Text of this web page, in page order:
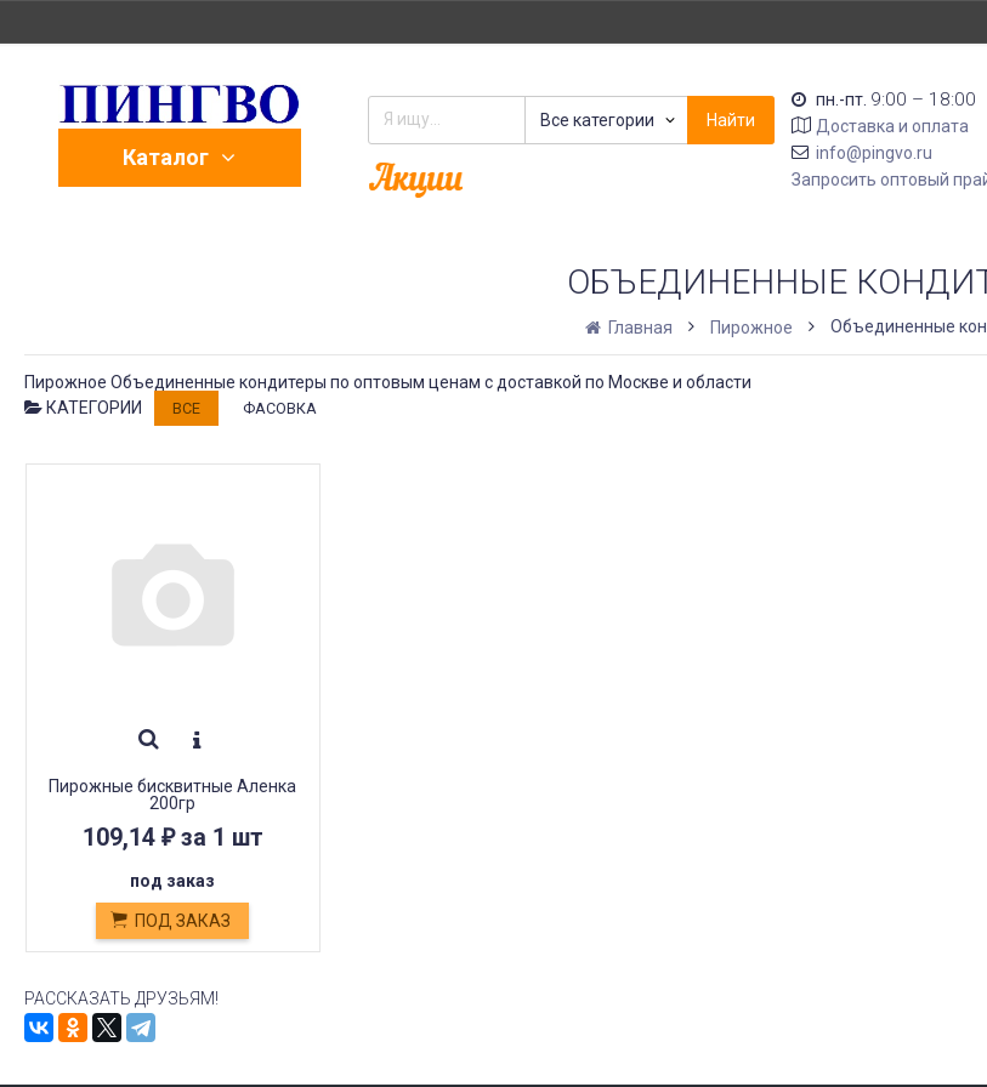
Каталог
Все категории Найти
пн.-пт. 9:00 – 18:00
Доставка и оплата
info@pingvo.ru
Запросить оптовый
ОБЪЕДИНЕННЫЕ
Главная Пирожное Объединенные
Пирожное Объединенные кондитеры по оптовым ценам с доставкой по Москве и области
КАТЕГОРИИ
ВСЕ ФАСОВКА
Пирожные бисквитные Аленка
200гр
109,14 ₽за 1 шт
под заказ
ПОД ЗАКАЗ
РАССКАЗАТЬ ДРУЗЬЯМ!